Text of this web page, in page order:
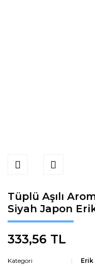
Tüplü Aşılı
Siyah Japon
333,56 TL
Kategori
Erik